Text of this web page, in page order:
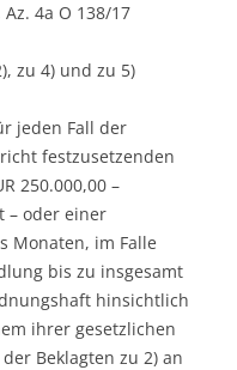
4a O 138/17
zu 4) und zu 5)
jeden Fall der
festzusetzenden
250.000,00 –
– oder einer
Monaten, im Falle
bis zu insgesamt
hinsichtlich
ihrer gesetzlichen
Beklagten zu 2) an